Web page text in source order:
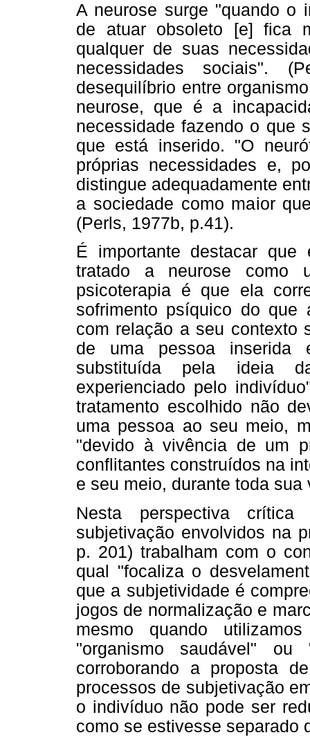
A neurose surge "quando o
de atuar obsoleto [e] fica
qualquer de suas
necessidades sociais".
desequilíbrio entre
neurose, que é a
necessidade fazendo o que
que está inserido. "O
próprias necessidades e,
distingue adequadamente
a sociedade como maior
(Perls, 1977b, p.41).
É importante destacar que
tratado a neurose como
psicoterapia é que ela
sofrimento psíquico do que
com relação a seu contexto
de uma pessoa inserida
substituída pela ideia
experienciado pelo
tratamento escolhido não
uma pessoa ao seu meio,
"devido à vivência de um
conflitantes construídos na
e seu meio, durante toda
Nesta perspectiva
subjetivação envolvidos na
p. 201) trabalham com o
qual "focaliza o
que a subjetividade é
jogos de normalização e
mesmo quando
"organismo saudável" ou
corroborando a proposta
processos de subjetivação
o indivíduo não pode ser
como se estivesse separado